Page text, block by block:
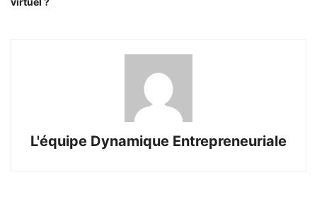
L'équipe Dynamique Entrepreneuriale